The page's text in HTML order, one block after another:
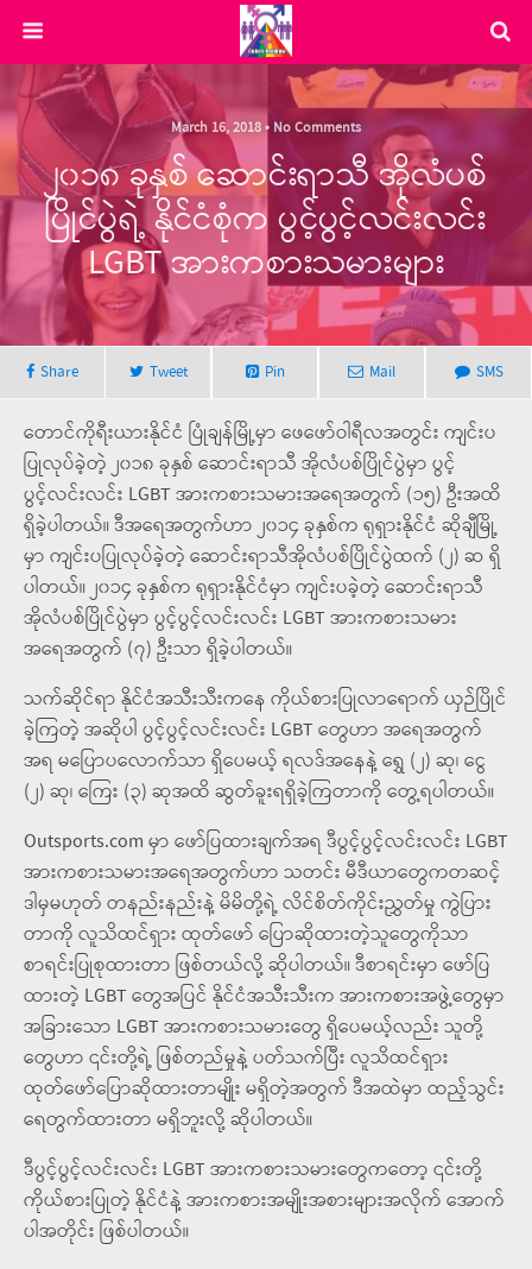
March 16, 2018 • No Comments
၂၀၁၈ ခုနှစ် ဆောင်းရာသီ အိုလံပစ်
ပြိုင်ပွဲရဲ့ နိုင်ငံစုံက ပွင့်ပွင့်လင်းလင်း
LGBT အားကစားသမားများ
Share Tweet Pin Mail SMS
တောင်ကိုရီးယားနိုင်ငံ ပြုံချန်မြို့မှာ ဖေဖော်ဝါရီလအတွင်း ကျင်းပ
ပြုလုပ်ခဲ့တဲ့ ၂၀၁၈ ခုနှစ် ဆောင်းရာသီ အိုလံပစ်ပြိုင်ပွဲမှာ ပွင့်
ပွင့်လင်းလင်း LGBT အားကစားသမားအရေအတွက် (၁၅) ဦးအထိ
ရှိခဲ့ပါတယ်။ ဒီအရေအတွက်ဟာ ၂၀၁၄ ခုနှစ်က ရုရှားနိုင်ငံ ဆိုချီမြို့
မှာ ကျင်းပပြုလုပ်ခဲ့တဲ့ ဆောင်းရာသီအိုလံပစ်ပြိုင်ပွဲထက် (၂) ဆ ရှိ
ပါတယ်။ ၂၀၁၄ ခုနှစ်က ရုရှားနိုင်ငံမှာ ကျင်းပခဲ့တဲ့ ဆောင်းရာသီ
အိုလံပစ်ပြိုင်ပွဲမှာ ပွင့်ပွင့်လင်းလင်း LGBT အားကစားသမား
အရေအတွက် (၇) ဦးသာ ရှိခဲ့ပါတယ်။
သက်ဆိုင်ရာ နိုင်ငံအသီးသီးကနေ ကိုယ်စားပြုလာရောက် ယှဉ်ပြိုင်
ခဲ့ကြတဲ့ အဆိုပါ ပွင့်ပွင့်လင်းလင်း LGBT တွေဟာ အရေအတွက်
အရ မပြောပလောက်သာ ရှိပေမယ့် ရလဒ်အနေနဲ့ ရွှေ (၂) ဆု၊ ငွေ
(၂) ဆု၊ ကြေး (၃) ဆုအထိ ဆွတ်ခူးရရှိခဲ့ကြတာကို တွေ့ရပါတယ်။
Outsports.com မှာ ဖော်ပြထားချက်အရ ဒီပွင့်ပွင့်လင်းလင်း LGBT
အားကစားသမားအရေအတွက်ဟာ သတင်း မီဒီယာတွေကတဆင့်
ဒါမှမဟုတ် တနည်းနည်းနဲ့ မိမိတို့ရဲ့ လိင်စိတ်ကိုင်းညွှတ်မှု ကွဲပြား
တာကို လူသိထင်ရှား ထုတ်ဖော် ပြောဆိုထားတဲ့သူတွေကိုသာ
စာရင်းပြုစုထားတာ ဖြစ်တယ်လို့ ဆိုပါတယ်။ ဒီစာရင်းမှာ ဖော်ပြ
ထားတဲ့ LGBT တွေအပြင် နိုင်ငံအသီးသီးက အားကစားအဖွဲ့တွေမှာ
အခြားသော LGBT အားကစားသမားတွေ ရှိပေမယ့်လည်း သူတို့
တွေဟာ ၎င်းတို့ရဲ့ ဖြစ်တည်မှုနဲ့ ပတ်သက်ပြီး လူသိထင်ရှား
ထုတ်ဖော်ပြောဆိုထားတာမျိုး မရှိတဲ့အတွက် ဒီအထဲမှာ ထည့်သွင်း
ရေတွက်ထားတာ မရှိဘူးလို့ ဆိုပါတယ်။
ဒီပွင့်ပွင့်လင်းလင်း LGBT အားကစားသမားတွေကတော့ ၎င်းတို့
ကိုယ်စားပြုတဲ့ နိုင်ငံနဲ့ အားကစားအမျိုးအစားများအလိုက် အောက်
ပါအတိုင်း ဖြစ်ပါတယ်။